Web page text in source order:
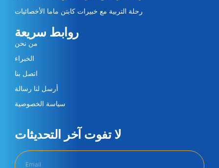
لا تفوت آخر التحديثات​
روابط سريعة
من نحن
الخبراء
اتصل بنا
أرسل لنا رسالة
سياسة الخصوصية
رحلة التربية مع خبيرات كابتن ماما الأخصائيات